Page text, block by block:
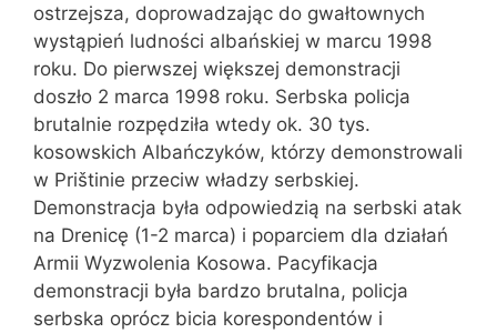
ostrzejsza, doprowadzając do gwałtownych
wystąpień ludności albańskiej w marcu 1998
roku. Do pierwszej większej demonstracji
doszło 2 marca 1998 roku. Serbska policja
brutalnie rozpędziła wtedy ok. 30 tys.
kosowskich Albańczyków, którzy demonstrowali
w Prištinie przeciw władzy serbskiej.
Demonstracja była odpowiedzią na serbski atak
na Drenicę (1-2 marca) i poparciem dla działań
Armii Wyzwolenia Kosowa. Pacyfikacja
demonstracji była bardzo brutalna, policja
serbska oprócz bicia korespondentów i